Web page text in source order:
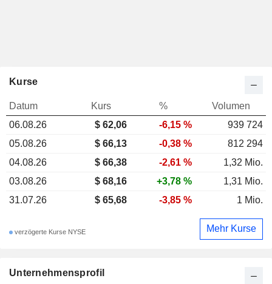
Unternehmensprofil
Kurse
Datum Kurs %
Volumen
06.08.26
$ 62,06 -6,15 %
939 724
05.08.26
$ 66,13 -0,38 %
812 294
04.08.26
$ 66,38 -2,61 %
1,32 Mio.
03.08.26
$ 68,16 +3,78 %
1,31 Mio.
31.07.26
$ 65,68 -3,85 % 1 Mio.
verzögerte Kurse NYSE Mehr Kurse